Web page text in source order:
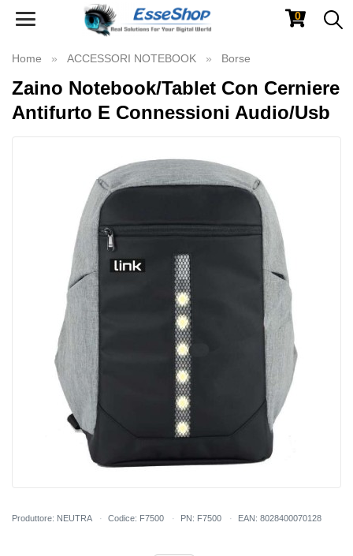
Toggle
0
Home ACCESSORI NOTEBOOK Borse
Zaino Notebook/Tablet Con Cerniere
Antifurto E Connessioni Audio/Usb
Produttore: NEUTRA Codice: F7500 PN: F7500 EAN: 8028400070128